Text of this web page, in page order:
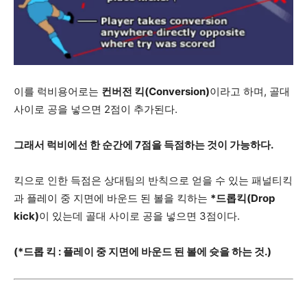
이를 럭비용어로는 컨버전 킥(Conversion)이라고 하며, 골대
사이로 공을 넣으면 2점이 추가된다.
그래서 럭비에선 한 순간에 7점을 득점하는 것이 가능하다.
킥으로 인한 득점은 상대팀의 반칙으로 얻을 수 있는 패널티킥
과 플레이 중 지면에 바운드 된 볼을 킥하는 *드롭킥(Drop
kick)이 있는데 골대 사이로 공을 넣으면 3점이다.
(*드롭 킥 : 플레이 중 지면에 바운드 된 볼에 슛을 하는 것.)